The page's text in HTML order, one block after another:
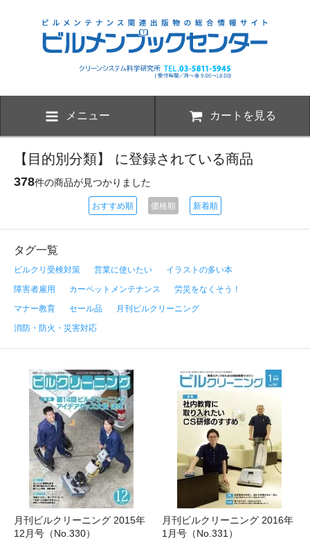
メニュー カートを見る
【目的別分類】 に登録されている商品
378件の商品が見つかりました
おすすめ順 価格順 新着順
タグ一覧
ビルクリ受検対策 営業に使いたい
イラストの多い本
障害者雇用
カーペットメンテナンス
労災をなくそう！
マナー教育
セール品
月刊ビルクリーニング
消防・防火・災害対応
月刊ビルクリーニング 2015年
12月号（No.330）
月刊ビルクリーニング 2016年
1月号（No.331）